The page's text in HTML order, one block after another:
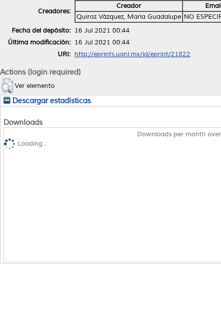
Creadores:
Creador
Quiroz Vázquez, María Guadalupe NO
Fecha del depósito: 16 Jul 2021 00:44
Última modificación: 16 Jul 2021 00:44
URI: http://eprints.uanl.mx/id/eprint/21822
Actions (login required)
Ver elemento
Descargar estadísticas
Downloads
Downloads per month
Loading...